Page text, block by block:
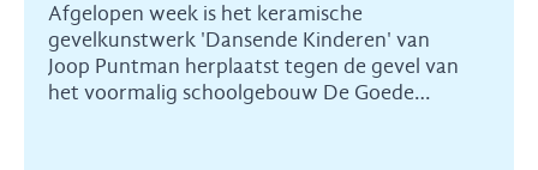
Afgelopen week is het keramische
gevelkunstwerk 'Dansende Kinderen' van
Joop Puntman herplaatst tegen de gevel van
het voormalig schoolgebouw De Goede